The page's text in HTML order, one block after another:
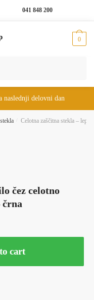
041 848 200
0
naslednji delovni dan
Celotna zaščitna stekla –
čez celotno
črna
cart